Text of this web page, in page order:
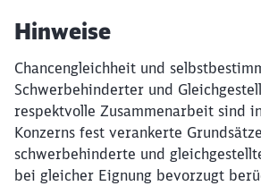
Hinweise
Chancengleichheit und
Schwerbehinderter und
respektvolle Zusammenarbeit sind
Konzerns fest verankerte
schwerbehinderte und
bei gleicher Eignung bevorzugt